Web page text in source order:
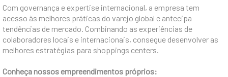
Com governança e expertise internacional, a empresa tem
acesso às melhores práticas do varejo global e antecipa
tendências de mercado. Combinando as experiências de
colaboradores locais e internacionais, consegue desenvolver as
melhores estratégias para shoppings centers.
Conheça nossos empreendimentos próprios: